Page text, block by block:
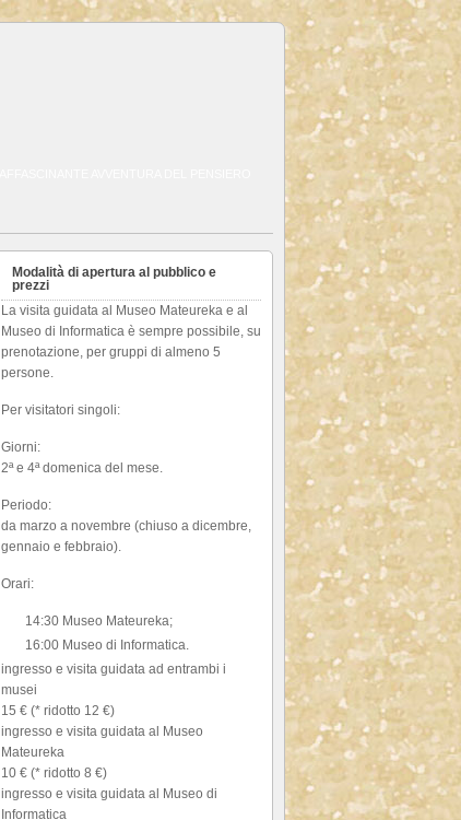
Modalità di apertura al pubblico e
prezzi
La visita guidata al Museo Mateureka e al
Museo di Informatica è sempre possibile, su
prenotazione, per gruppi di almeno 5
persone.
Per visitatori singoli:
Giorni:
2ª e 4ª domenica del mese.
Periodo:
da marzo a novembre (chiuso a dicembre,
gennaio e febbraio).
Orari:
14:30 Museo Mateureka;
16:00 Museo di Informatica.
ingresso e visita guidata ad entrambi i
musei
15 € (* ridotto 12 €)
ingresso e visita guidata al Museo
Mateureka
10 € (* ridotto 8 €)
ingresso e visita guidata al Museo di
Informatica